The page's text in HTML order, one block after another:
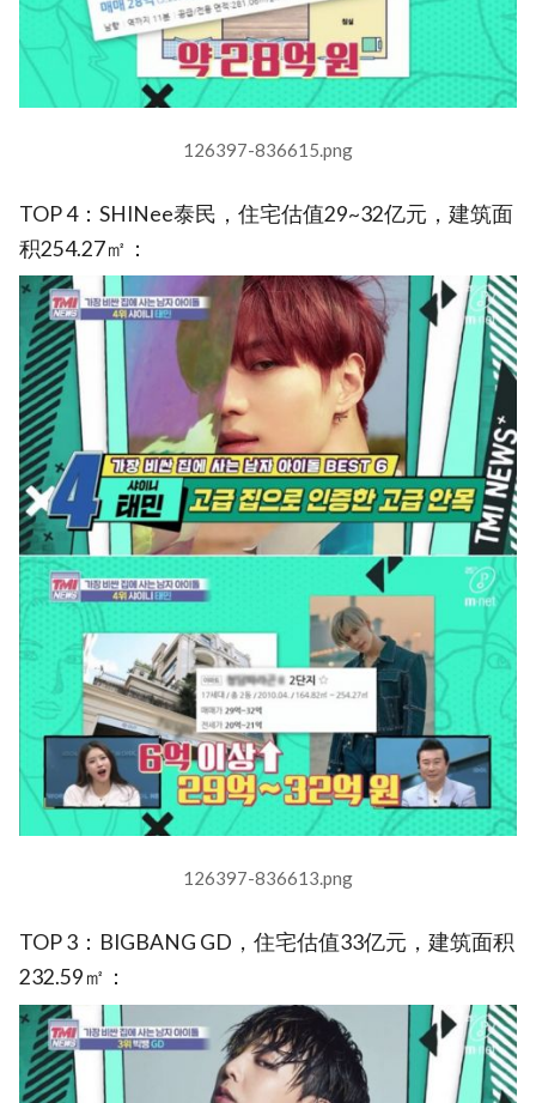
126397-836615.png
TOP 4：SHINee泰民，住宅估值29~32亿元，建筑面
积254.27㎡：
126397-836613.png
TOP 3：BIGBANG GD，住宅估值33亿元，建筑面积
232.59㎡：